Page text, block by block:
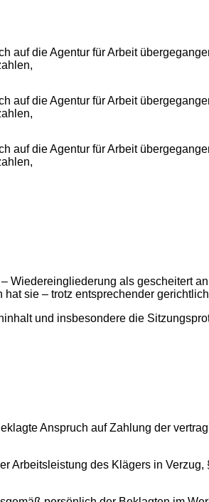
auf die Agentur für Arbeit
auf die Agentur für Arbeit
auf die Agentur für Arbeit
Wiedereingliederung als gescheitert
sie – trotz entsprechender
und insbesondere die
Anspruch auf Zahlung der
Arbeitsleistung des Klägers in